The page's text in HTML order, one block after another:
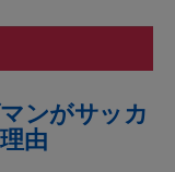
ンがサッカ
由